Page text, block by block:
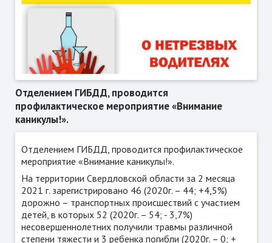
Отделением ГИБДД, проводится
профилактическое мероприятие «Внимание
каникулы!».
Отделением ГИБДД, проводится профилактическое
мероприятие «Внимание каникулы!».
На территории Свердловской области за 2 месяца
2021 г. зарегистрировано 46 (2020г. – 44; +4,5%)
дорожно – транспортных происшествий с участием
детей, в которых 52 (2020г. – 54; - 3,7%)
несовершеннолетних получили травмы различной
степени тяжести и 3 ребенка погибли (2020г. – 0; +